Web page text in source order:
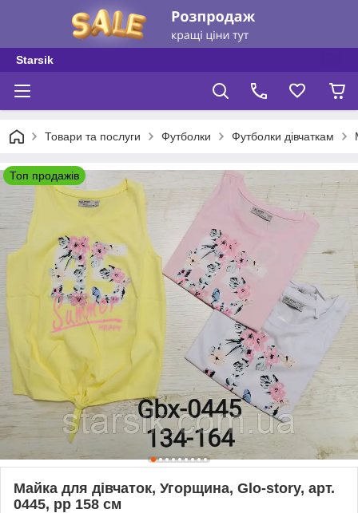
Starsik
Товари та послуги Футболки Футболки дівчаткам
Топ продажів
Майка для дівчаток, Угорщина, Glo-story, арт.
0445, рр 158 см